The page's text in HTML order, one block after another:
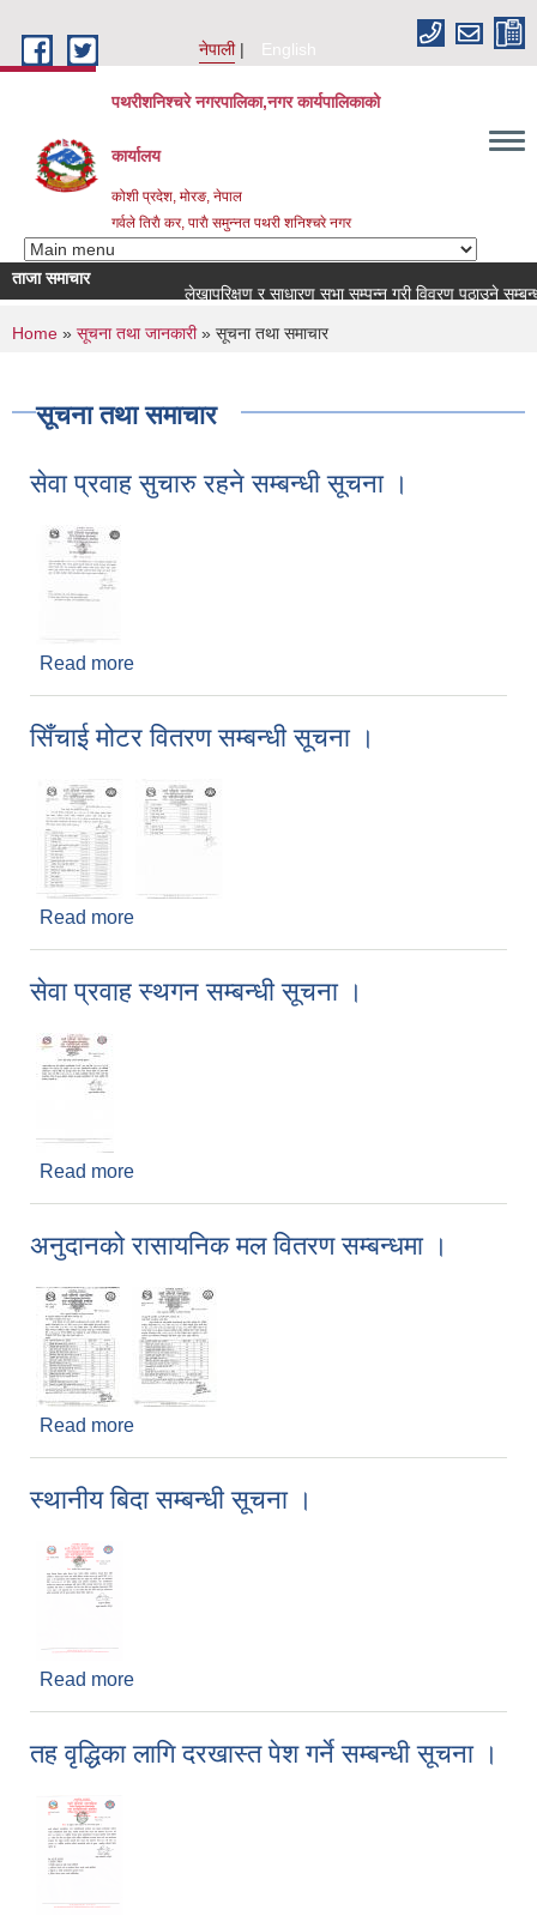
नेपाली
English
पथरीशनिश्चरे नगरपालिका,नगर कार्यपालिकाको
कार्यालय
कोशी प्रदेश, मोरङ, नेपाल
गर्वले तिराै कर, पाराै समुन्नत पथरी शनिश्चरे नगर
ताजा समाचार
लेखापरिक्षण र साधारण सभा सम्पन्न गरी विवरण पठाउने सम्बन्धमा ।
You are here
Home » सूचना तथा जानकारी» सूचना तथा समाचार
सूचना तथा समाचार
सेवा प्रवाह सुचारु रहने सम्बन्धी सूचना ।
Read more
सिँचाई मोटर वितरण सम्बन्धी सूचना ।
Read more
सेवा प्रवाह स्थगन सम्बन्धी सूचना ।
Read more
अनुदानको रासायनिक मल वितरण सम्बन्धमा ।
Read more
स्थानीय बिदा सम्बन्धी सूचना ।
Read more
तह वृद्धिका लागि दरखास्त पेश गर्ने सम्बन्धी सूचना ।